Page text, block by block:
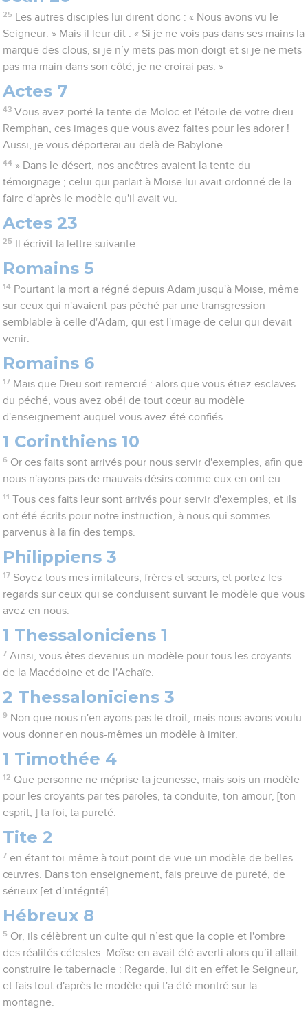
25
Les autres disciples lui dirent donc : « Nous avons vu le
Seigneur. » Mais il leur dit : « Si je ne vois pas dans ses mains la
marque des clous, si je n’y mets pas mon doigt et si je ne mets
pas ma main dans son côté, je ne croirai pas. »
Actes 7
43 Vous avez porté la tente de Moloc et l'étoile de votre dieu
Remphan, ces images que vous avez faites pour les adorer !
Aussi, je vous déporterai au-delà de Babylone.
44 » Dans le désert, nos ancêtres avaient la tente du
témoignage ; celui qui parlait à Moïse lui avait ordonné de la
faire d'après le modèle qu'il avait vu.
Actes 23
25 Il écrivit la lettre suivante :
Romains 5
14 Pourtant la mort a régné depuis Adam jusqu'à Moïse, même
sur ceux qui n'avaient pas péché par une transgression
semblable à celle d'Adam, qui est l'image de celui qui devait
venir.
Romains 6
17 Mais que Dieu soit remercié : alors que vous étiez esclaves
du péché, vous avez obéi de tout cœur au modèle
d'enseignement auquel vous avez été confiés.
1 Corinthiens 10
6 Or ces faits sont arrivés pour nous servir d'exemples, afin que
nous n'ayons pas de mauvais désirs comme eux en ont eu.
11 Tous ces faits leur sont arrivés pour servir d'exemples, et ils
ont été écrits pour notre instruction, à nous qui sommes
parvenus à la fin des temps.
Philippiens 3
17 Soyez tous mes imitateurs, frères et sœurs, et portez les
regards sur ceux qui se conduisent suivant le modèle que vous
avez en nous.
1 Thessaloniciens 1
7 Ainsi, vous êtes devenus un modèle pour tous les croyants
de la Macédoine et de l'Achaïe.
2 Thessaloniciens 3
9 Non que nous n'en ayons pas le droit, mais nous avons voulu
vous donner en nous-mêmes un modèle à imiter.
1 Timothée 4
12 Que personne ne méprise ta jeunesse, mais sois un modèle
pour les croyants par tes paroles, ta conduite, ton amour, [ton
esprit, ] ta foi, ta pureté.
Tite 2
7 en étant toi-même à tout point de vue un modèle de belles
œuvres. Dans ton enseignement, fais preuve de pureté, de
sérieux [et d’intégrité].
Hébreux 8
5 Or, ils célèbrent un culte qui n’est que la copie et l'ombre
des réalités célestes. Moïse en avait été averti alors qu’il allait
construire le tabernacle : Regarde, lui dit en effet le Seigneur,
et fais tout d'après le modèle qui t'a été montré sur la
montagne.